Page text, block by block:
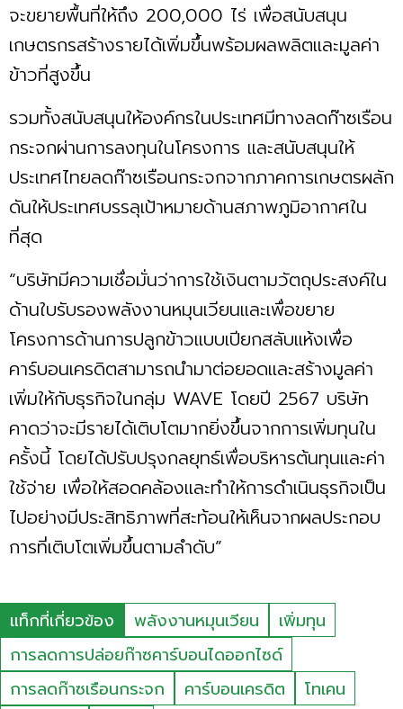
จะขยายพื้นที่ให้ถึง 200,000 ไร่ เพื่อสนับสนุน
เกษตรกรสร้างรายได้เพิ่มขึ้นพร้อมผลพลิตและมูลค่า
ข้าวที่สูงขึ้น
รวมทั้งสนับสนุนให้องค์กรในประเทศมีทางลดก๊าซเรือน
กระจกผ่านการลงทุนในโครงการ และสนับสนุนให้
ประเทศไทยลดก๊าซเรือนกระจกจากภาคการเกษตรผลัก
ดันให้ประเทศบรรลุเป้าหมายด้านสภาพภูมิอากาศใน
ที่สุด
“บริษัทมีความเชื่อมั่นว่าการใช้เงินตามวัตถุประสงค์ใน
ด้านใบรับรองพลังงานหมุนเวียนและเพื่อขยาย
โครงการด้านการปลูกข้าวแบบเปียกสลับแห้งเพื่อ
คาร์บอนเครดิตสามารถนำมาต่อยอดและสร้างมูลค่า
เพิ่มให้กับธุรกิจในกลุ่ม WAVE โดยปี 2567 บริษัท
คาดว่าจะมีรายได้เติบโตมากยิ่งขึ้นจากการเพิ่มทุนใน
ครั้งนี้ โดยได้ปรับปรุงกลยุทธ์เพื่อบริหารต้นทุนและค่า
ใช้จ่าย เพื่อให้สอดคล้องและทำให้การดำเนินธุรกิจเป็น
ไปอย่างมีประสิทธิภาพที่สะท้อนให้เห็นจากผลประกอบ
การที่เติบโตเพิ่มขึ้นตามลำดับ”
แท็กที่เกี่ยวข้อง พลังงานหมุนเวียน
เพิ่มทุน
การลดการปล่อยก๊าซคาร์บอนไดออกไซด์
การลดก๊าซเรือนกระจก
คาร์บอนเครดิต
โทเคน